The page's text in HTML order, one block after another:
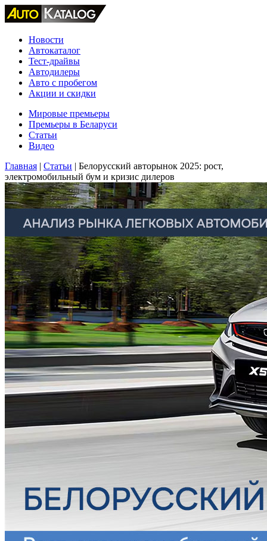
Новости
Автокаталог
Тест-драйвы
Автодилеры
Авто с пробегом
Акции и скидки
Мировые премьеры
Премьеры в Беларуси
Статьи
Видео
Главная | Статьи | Белорусский авторынок 2025: рост,
электромобильный бум и кризис дилеров